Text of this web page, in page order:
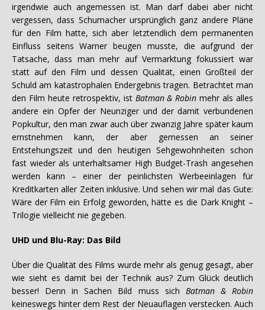
irgendwie auch angemessen ist. Man darf dabei aber nicht
vergessen, dass Schumacher ursprünglich ganz andere Pläne
für den Film hatte, sich aber letztendlich dem permanenten
Einfluss seitens Warner beugen musste, die aufgrund der
Tatsache, dass man mehr auf Vermarktung fokussiert war
statt auf den Film und dessen Qualität, einen Großteil der
Schuld am katastrophalen Endergebnis tragen. Betrachtet man
den Film heute retrospektiv, ist Batman & Robin mehr als alles
andere ein Opfer der Neunziger und der damit verbundenen
Popkultur, den man zwar auch über zwanzig Jahre später kaum
ernstnehmen kann, der aber gemessen an seiner
Entstehungszeit und den heutigen Sehgewohnheiten schon
fast wieder als unterhaltsamer High Budget-Trash angesehen
werden kann – einer der peinlichsten Werbeeinlagen für
Kreditkarten aller Zeiten inklusive. Und sehen wir mal das Gute:
Wäre der Film ein Erfolg geworden, hätte es die Dark Knight –
Trilogie vielleicht nie gegeben.
UHD und Blu-Ray: Das Bild
Über die Qualität des Films wurde mehr als genug gesagt, aber
wie sieht es damit bei der Technik aus? Zum Glück deutlich
besser! Denn in Sachen Bild muss sich Batman & Robin
keineswegs hinter dem Rest der Neuauflagen verstecken. Auch